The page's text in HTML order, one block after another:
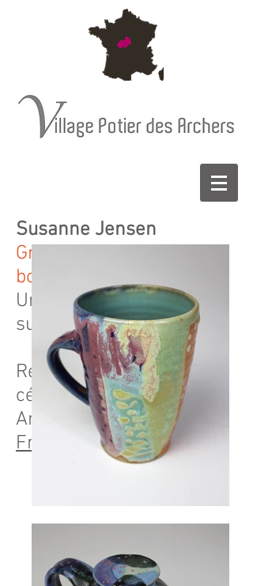
Susanne Jensen
Grès porcelaine cuisson
bois et électrique
Uniquement sur RV
susajen27@gmail.com
Rencontre avec la
céramiste du village des
Archers Susanne Jensen
France bleu Berry 2019